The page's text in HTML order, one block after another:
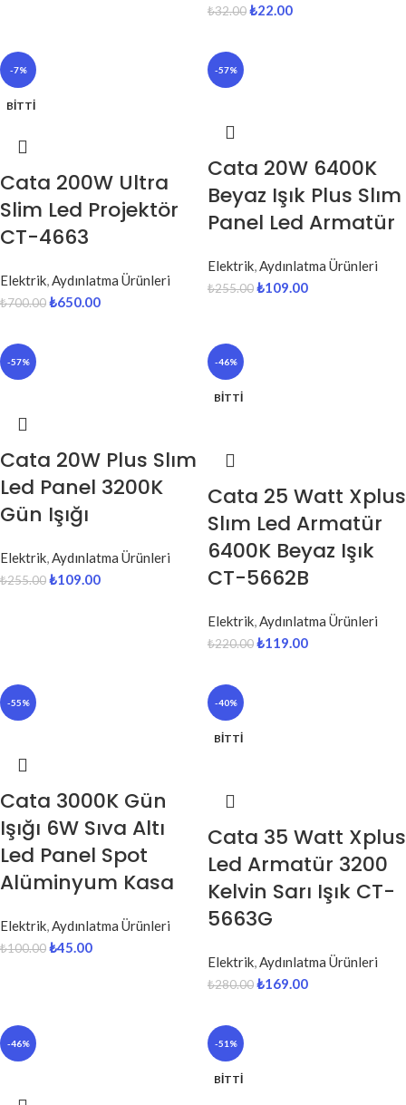
₺32.00₺22.00
-7%
BITTI
Cata 200W Ultra
Slim Led Projektör
CT-4663
Elektrik,Aydınlatma Ürünleri
₺700.00₺650.00
-57%
Cata 20W 6400K
Beyaz Işık Plus Slım
Panel Led Armatür
Elektrik,Aydınlatma Ürünleri
₺255.00₺109.00
-57%
Cata 20W Plus Slım
Led Panel 3200K
Gün Işığı
Elektrik,Aydınlatma Ürünleri
₺255.00₺109.00
-46%
BITTI
Cata 25 Watt Xplus
Slım Led Armatür
6400K Beyaz Işık
CT-5662B
Elektrik,Aydınlatma Ürünleri
₺220.00₺119.00
-55%
Cata 3000K Gün
Işığı 6W Sıva Altı
Led Panel Spot
Alüminyum Kasa
Elektrik,Aydınlatma Ürünleri
₺100.00₺45.00
-40%
BITTI
Cata 35 Watt Xplus
Led Armatür 3200
Kelvin Sarı Işık CT-
5663G
Elektrik,Aydınlatma Ürünleri
₺280.00₺169.00
-46% -51%
BITTI